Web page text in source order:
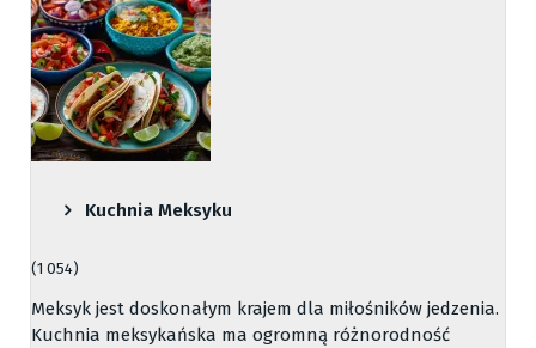
Kuchnia Meksyku
(1 054)
Meksyk jest doskonałym krajem dla miłośników jedzenia.
Kuchnia meksykańska ma ogromną różnorodność